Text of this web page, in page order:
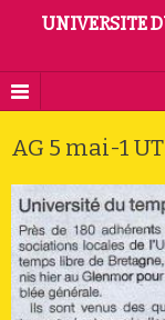
UNIVERSITE
AG 5 mai-1